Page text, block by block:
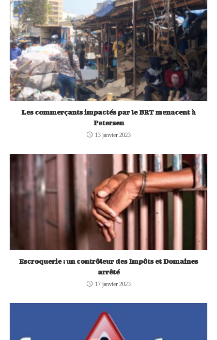
Les commerçants impactés par le BRT menacent à
Petersen
13 janvier 2023
Escroquerie : un contrôleur des Impôts et Domaines
arrêté
17 janvier 2023